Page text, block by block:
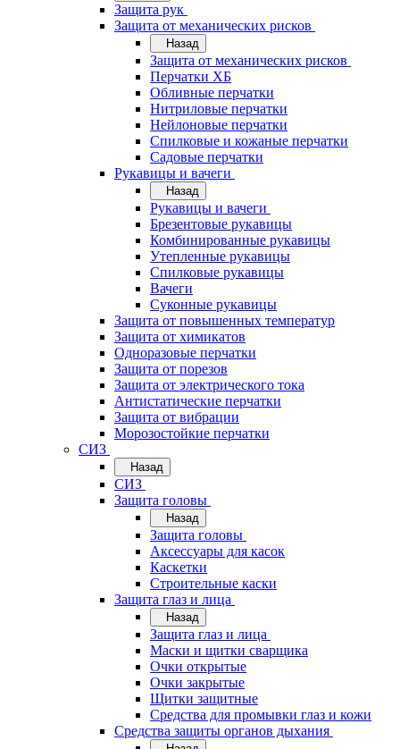
Защита рук
Защита от механических рисков
Назад
Защита от механических рисков
Перчатки ХБ
Обливные перчатки
Нитриловые перчатки
Нейлоновые перчатки
Спилковые и кожаные перчатки
Садовые перчатки
Рукавицы и вачеги
Назад
Рукавицы и вачеги
Брезентовые рукавицы
Комбинированные рукавицы
Утепленные рукавицы
Спилковые рукавицы
Вачеги
Суконные рукавицы
Защита от повышенных температур
Защита от химикатов
Одноразовые перчатки
Защита от порезов
Защита от электрического тока
Антистатические перчатки
Защита от вибрации
Морозостойкие перчатки
СИЗ
Назад
СИЗ
Защита головы
Назад
Защита головы
Аксессуары для касок
Каскетки
Строительные каски
Защита глаз и лица
Назад
Защита глаз и лица
Маски и щитки сварщика
Очки открытые
Очки закрытые
Щитки защитные
Средства для промывки глаз и кожи
Средства защиты органов дыхания